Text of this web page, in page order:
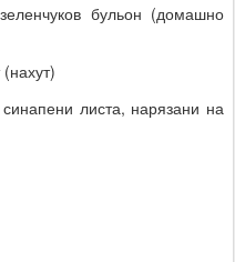
бульон (домашно
листа, нарязани на